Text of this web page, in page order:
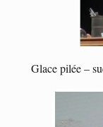
Glace pilée –